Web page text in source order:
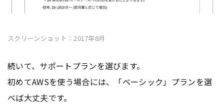
スクリーンショット：2017年8月
続いて、サポートプランを選びます。
初めてAWSを使う場合には、「ベーシック」プランを選
べば大丈夫です。